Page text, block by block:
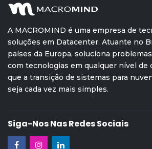
A MACROMIND é uma empresa de
soluções em Datacenter. Atuante no
países da Europa, soluciona
com tecnologias em qualquer nível de
que a transição de sistemas para
seja cada vez mais simples.
Siga-Nos Nas Redes Sociais